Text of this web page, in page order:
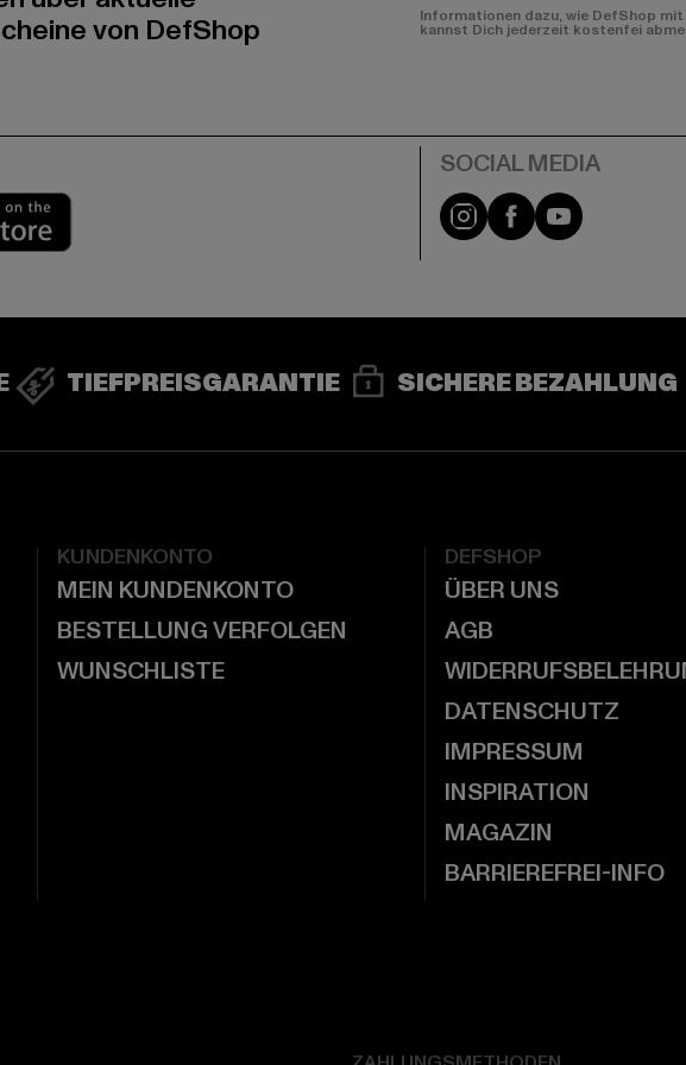
von DefShop
Informationen dazu, wie DefShop
kannst Dich jederzeit kostenfei
Instagram
FacebookYouTube
TIEFPREISGARANTIE SICHERE BEZAHLUNG
KUNDENKONTO
MEIN KUNDENKONTO
BESTELLUNG VERFOLGEN
WUNSCHLISTE
DEFSHOP
ÜBER UNS
AGB
DATENSCHUTZ
IMPRESSUM
INSPIRATION
MAGAZIN
BARRIEREFREI-INFO